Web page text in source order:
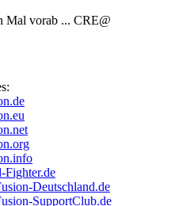
Mal vorab ... CRE@
Fighter.de
Deutschland.de
SupportClub.de